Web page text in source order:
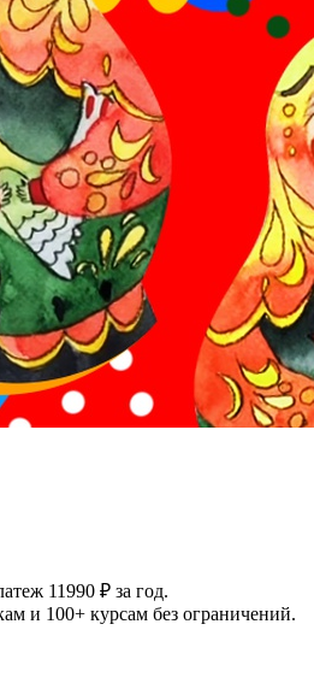
11990 ₽ за год.
и 100+ курсам без ограничений.